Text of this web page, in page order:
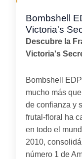
Bombshell
Victoria's
Descubre la
Victoria's
Bombshell
mucho más
de confianza y
frutal-floral ha
en todo el
2010,
número 1 de